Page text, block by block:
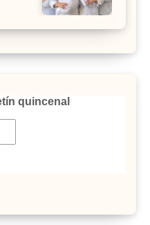
quincenal